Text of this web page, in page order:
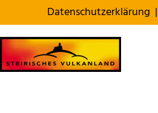
Datenschutzerklärung |